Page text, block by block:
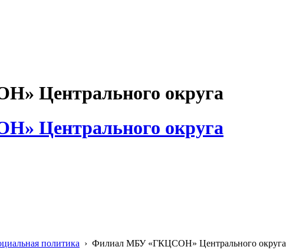
Центрального округа
Центрального округа
политика › Филиал МБУ «ГКЦСОН» Центрального округа